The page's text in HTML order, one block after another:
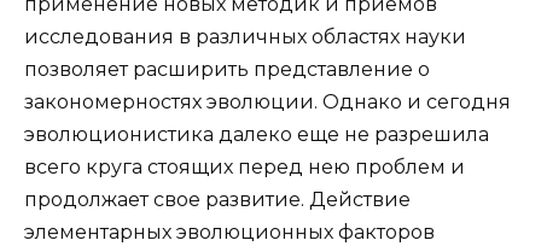
исследования в различных областях науки
позволяет расширить представление о
закономерностях эволюции. Однако и сегодня
эволюционистика далеко еще не разрешила
всего круга стоящих перед нею проблем и
продолжает свое развитие. Действие
элементарных эволюционных факторов